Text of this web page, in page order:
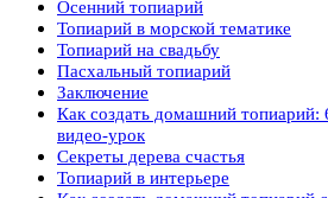
Осенний топиарий
Топиарий в морской тематике
Топиарий на свадьбу
Пасхальный топиарий
Заключение
Как создать домашний топиарий:
видео-урок
Секреты дерева счастья
Топиарий в интерьере